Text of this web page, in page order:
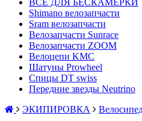
ВСЕ ДЛЯ БЕСКАМЕРКИ
Shimano велозапчасти
Sram велозапчасти
Велозапчасти Sunrace
Велозапчасти ZOOM
Велоцепи KMC
Шатуны Prowheel
Спицы DT swiss
Передние звезды Neutrino
ЭКИПИРОВКА